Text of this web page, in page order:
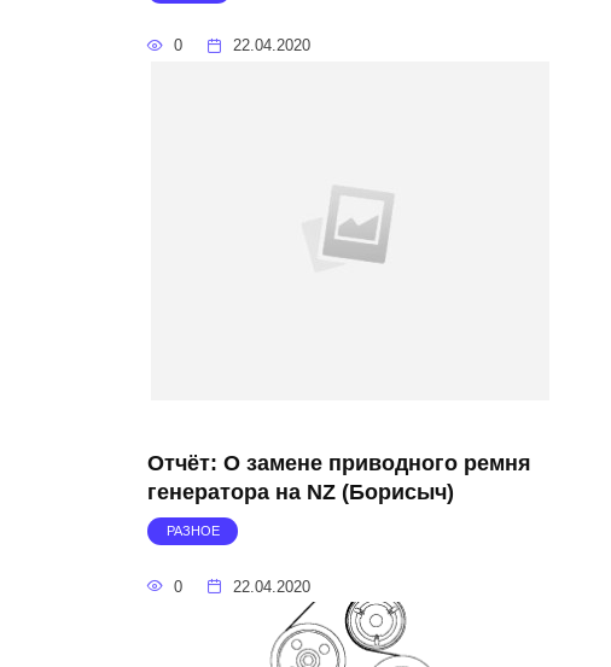
0 22.04.2020
Отчёт: О замене приводного ремня
генератора на NZ (Борисыч)
РАЗНОЕ
0 22.04.2020